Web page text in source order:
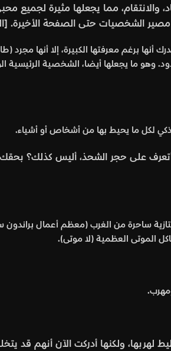
والانتقام، مما يجعلها مثيرة لجميع
الشخصيات حتى الصفحة الأخيرة.
برغم معرفتها الكبيرة، إلا أنها مجرد
وهو ما يجعلها أيضا، الشخصية
ذكي لكل ما يحيط بها من أشخاص أو أشياء.
على حجر الشحذ، أليس كذلك؟
ساحرة من الغرب (معظم أعمال براندون
الموتى العظمية (لا موتى).
ولكنها أدركت الآن أنهم قد